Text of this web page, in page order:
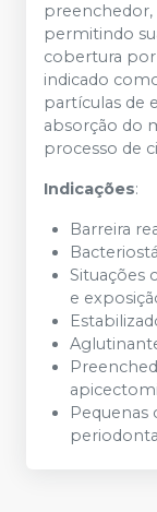
preenchedor,
permitindo
cobertura por
indicado
partículas de
absorção do
processo de
Indicações:
Barreira
Situações
e
Pequenas